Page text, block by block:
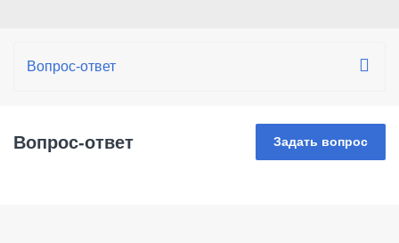
Вопрос-ответ Задать вопрос